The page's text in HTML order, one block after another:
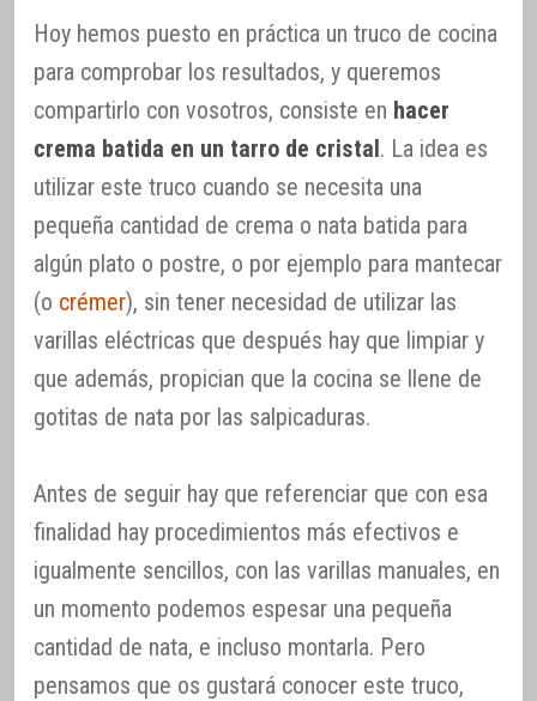
Hoy hemos puesto en práctica un truco de cocina
para comprobar los resultados, y queremos
compartirlo con vosotros, consiste en hacer
crema batida en un tarro de cristal. La idea es
utilizar este truco cuando se necesita una
pequeña cantidad de crema o nata batida para
algún plato o postre, o por ejemplo para mantecar
(o crémer), sin tener necesidad de utilizar las
varillas eléctricas que después hay que limpiar y
que además, propician que la cocina se llene de
gotitas de nata por las salpicaduras.
Antes de seguir hay que referenciar que con esa
finalidad hay procedimientos más efectivos e
igualmente sencillos, con las varillas manuales, en
un momento podemos espesar una pequeña
cantidad de nata, e incluso montarla. Pero
pensamos que os gustará conocer este truco,